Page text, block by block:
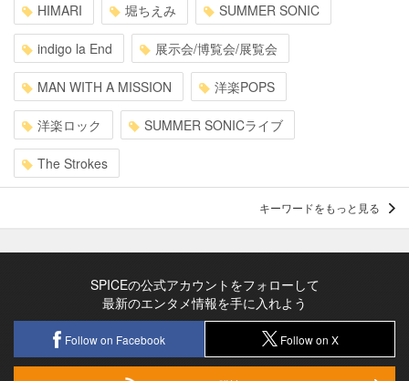
HIMARI 堀ちえみ SUMMER SONIC
indigo la End 展示会/博覧会/展覧会
MAN WITH A MISSION 洋楽POPS
洋楽ロック SUMMER SONICライブ
The Strokes
キーワードをもっと見る
SPICEの公式アカウントをフォローして
最新のエンタメ情報を手に入れよう
Follow on Facebook Follow on X